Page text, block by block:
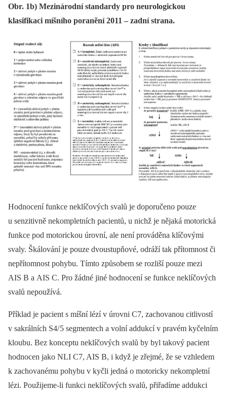
Obr. 1b) Mezinárodní standardy pro neurologickou
klasifikaci míšního poranění 2011 – zadní strana.
Hodnocení funkce neklíčových svalů je doporučeno pouze
u senzitivně nekompletních pacientů, u nichž je nějaká motorická
funkce pod motorickou úrovní, ale není prováděna klíčovými
svaly. Škálování je pouze dvoustupňové, odráží tak přítomnost či
nepřítomnost pohybu. Tímto způsobem se rozliší pouze mezi
AIS B a AIS C. Pro žádné jiné hodnocení se funkce neklíčových
svalů nepoužívá.
Příklad je pacient s míšní lézí v úrovni C7, zachovanou citlivostí
v sakrálních S4/ 5 segmentech a volní addukcí v pravém kyčelním
kloubu. Bez konceptu neklíčových svalů by byl takový pacient
hodnocen jako NLI C7, AIS B, i když je zřejmé, že se vzhledem
k zachovanému pohybu v kyčli jedná o motoricky nekompletní
lézi. Použijeme‑li funkci neklíčových svalů, přiřadíme addukci